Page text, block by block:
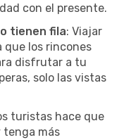
con el presente.
tienen fila: Viajar
los rincones
disfrutar a tu
solo las vistas
turistas hace que
tenga más